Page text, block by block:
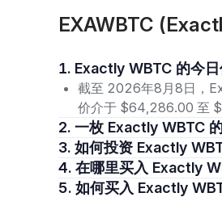
EXAWBTC
1. Exactly WBTC 的今
截至 2026年8月8日，
价介于 $64,286.00 至
2. 一枚 Exactly WBTC
3. 如何投资 Exactly
4. 在哪里买入 Exactly
5. 如何买入 Exactly